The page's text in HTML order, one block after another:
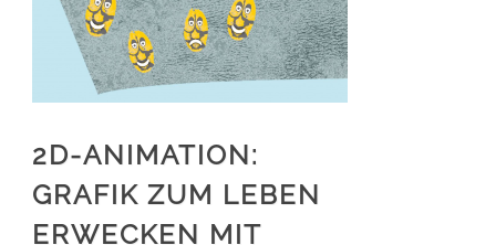
2D-ANIMATION:
GRAFIK ZUM LEBEN
ERWECKEN MIT